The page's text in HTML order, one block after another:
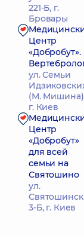
221-Б, г.
Бровары
Центр
«Добробут».
ул. Семьи
(М.
г. Киев
Центр
«Добробут»
для всей
семьи на
Святошино
ул.
3-Б, г. Киев